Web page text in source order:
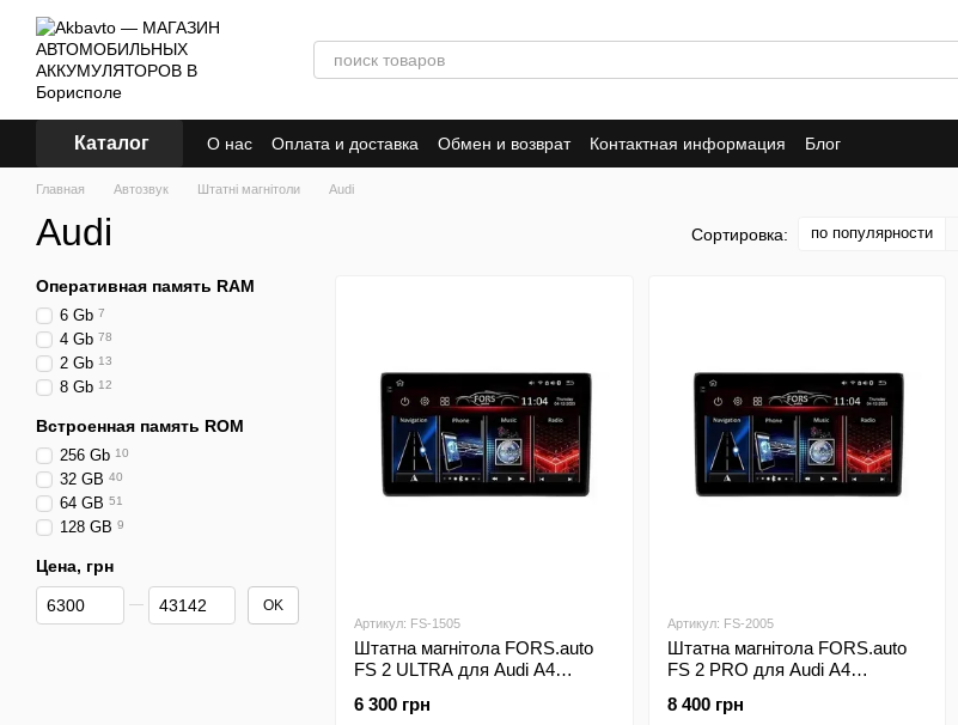
Перейти к основному контенту
Каталог О нас Оплата и доставка Обмен и возврат Контактная информация Блог
Главная Автозвук Штатні магнітоли Audi
Audi Сортировка: по популярности
Артикул: FS-1505
Штатна магнітола FORS.auto
FS 2 ULTRA для Audi A4
6 300 грн
Артикул: FS-2005
Штатна магнітола FORS.auto
FS 2 PRO для Audi A4
8 400 грн
Оперативная память RAM
6 Gb 7
4 Gb 78
2 Gb 13
8 Gb 12
Встроенная память ROM
256 Gb 10
32 GB 40
64 GB 51
128 GB 9
Цена, грн
От Цена, грн
До Цена, грн OK